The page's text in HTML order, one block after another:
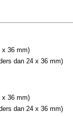
x 36 mm)
dan 24 x 36 mm)
x 36 mm)
dan 24 x 36 mm)